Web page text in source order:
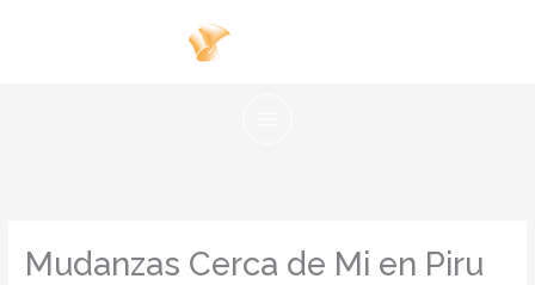
Mudanzas Cerca de Mi en Piru